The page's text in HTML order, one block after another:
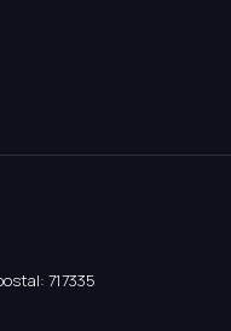
717335